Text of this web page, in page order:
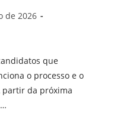
de 2026
que
o processo e o
partir da próxima